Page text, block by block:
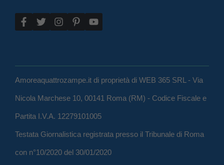
Amoreaquattrozampe.it di proprietà di WEB 365 SRL - Via
Nicola Marchese 10, 00141 Roma (RM) - Codice Fiscale e
Partita I.V.A. 12279101005
Testata Giornalistica registrata presso il Tribunale di Roma
con n°10/2020 del 30/01/2020